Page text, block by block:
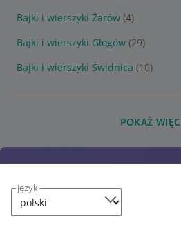
język
Bajki i wierszyki Żarów (4)
Bajki i wierszyki Głogów (29)
Bajki i wierszyki Świdnica (10)
POKAŻ